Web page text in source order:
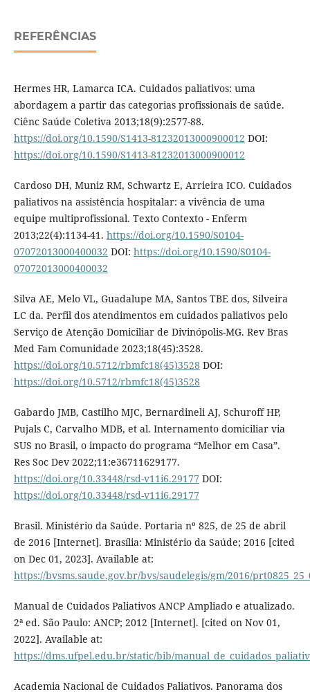
REFERÊNCIAS
Hermes HR, Lamarca ICA. Cuidados paliativos: uma
abordagem a partir das categorias profissionais de saúde.
Ciênc Saúde Coletiva 2013;18(9):2577-88.
https://doi.org/10.1590/S1413-81232013000900012 DOI:
https://doi.org/10.1590/S1413-81232013000900012
Cardoso DH, Muniz RM, Schwartz E, Arrieira ICO. Cuidados
paliativos na assistência hospitalar: a vivência de uma
equipe multiprofissional. Texto Contexto - Enferm
2013;22(4):1134-41. https://doi.org/10.1590/S0104-
07072013000400032 DOI: https://doi.org/10.1590/S0104-
07072013000400032
Silva AE, Melo VL, Guadalupe MA, Santos TBE dos, Silveira
LC da. Perfil dos atendimentos em cuidados paliativos pelo
Serviço de Atenção Domiciliar de Divinópolis-MG. Rev Bras
Med Fam Comunidade 2023;18(45):3528.
https://doi.org/10.5712/rbmfc18(45)3528 DOI:
https://doi.org/10.5712/rbmfc18(45)3528
Gabardo JMB, Castilho MJC, Bernardineli AJ, Schuroff HP,
Pujals C, Carvalho MDB, et al. Internamento domiciliar via
SUS no Brasil, o impacto do programa “Melhor em Casa”.
Res Soc Dev 2022;11:e36711629177.
https://doi.org/10.33448/rsd-v11i6.29177 DOI:
https://doi.org/10.33448/rsd-v11i6.29177
Brasil. Ministério da Saúde. Portaria nº 825, de 25 de abril
de 2016 [Internet]. Brasília: Ministério da Saúde; 2016 [cited
on Dec 01, 2023]. Available at:
https://bvsms.saude.gov.br/bvs/saudelegis/gm/2016/
Manual de Cuidados Paliativos ANCP Ampliado e atualizado.
2ª ed. São Paulo: ANCP; 2012 [Internet]. [cited on Nov 01,
2022]. Available at:
https://dms.ufpel.edu.br/static/bib/
Academia Nacional de Cuidados Paliativos. Panorama dos